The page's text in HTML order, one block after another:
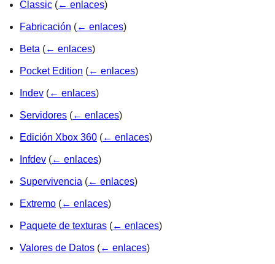
Classic (← enlaces)
Fabricación (← enlaces)
Beta (← enlaces)
Pocket Edition (← enlaces)
Indev (← enlaces)
Servidores (← enlaces)
Edición Xbox 360 (← enlaces)
Infdev (← enlaces)
Supervivencia (← enlaces)
Extremo (← enlaces)
Paquete de texturas (← enlaces)
Valores de Datos (← enlaces)